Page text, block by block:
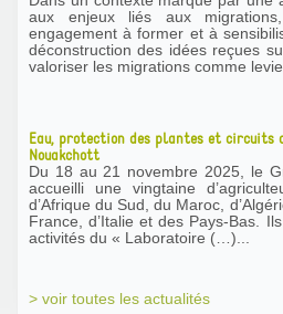
aux enjeux liés aux
engagement à former et à
déconstruction des idées reçues
valoriser les migrations comme
Eau, protection des plantes et circuits
Nouakchott
Du 18 au 21 novembre 2025, le
accueilli une vingtaine
d’Afrique du Sud, du Maroc,
France, d’Italie et des Pays-Bas.
activités du « Laboratoire (…)...
> voir toutes les actualités